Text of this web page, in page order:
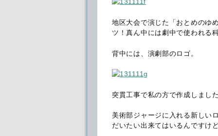
地区大会で演じた「おとめのゆ
ツ！真ん中には劇中で使われる
背中には、演劇部のロゴ。
突貫工事で私の方で作成しまし
美術部ジャージに入れる新し
だいたい出来てはいるんですけ